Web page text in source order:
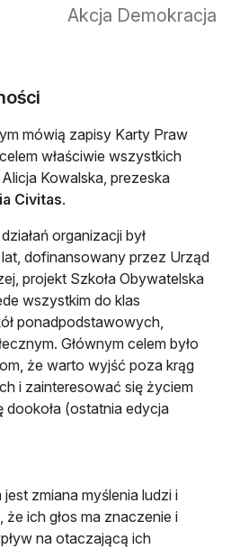
Akcja Demokracja
mówią zapisy Karty Praw
właściwie wszystkich
Kowalska, prezeska
Civitas.
organizacji był
dofinansowany przez Urząd
projekt Szkoła Obywatelska
wszystkim do klas
ponadpodstawowych,
Głównym celem było
że warto wyjść poza krąg
i zainteresować się życiem
dookoła (ostatnia edycja
jest zmiana myślenia ludzi i
że ich głos ma znaczenie i
na otaczającą ich